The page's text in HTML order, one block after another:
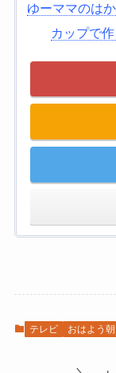
ゆーママのは
カップで
テレビ おはよう